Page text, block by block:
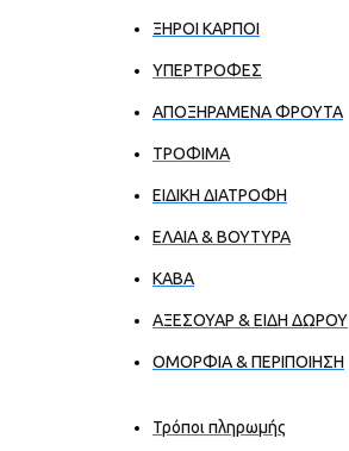
ΞΗΡΟΙ ΚΑΡΠΟΙ
ΥΠΕΡΤΡΟΦΕΣ
ΑΠΟΞΗΡΑΜΕΝΑ ΦΡΟΥΤΑ
ΤΡΟΦΙΜΑ
ΕΙΔΙΚΗ ΔΙΑΤΡΟΦΗ
ΕΛΑΙΑ & ΒΟΥΤΥΡΑ
ΚΑΒΑ
ΑΞΕΣΟΥΑΡ & ΕΙΔΗ ΔΩΡΟΥ
ΟΜΟΡΦΙΑ & ΠΕΡΙΠΟΙΗΣΗ
Τρόποι πληρωμής